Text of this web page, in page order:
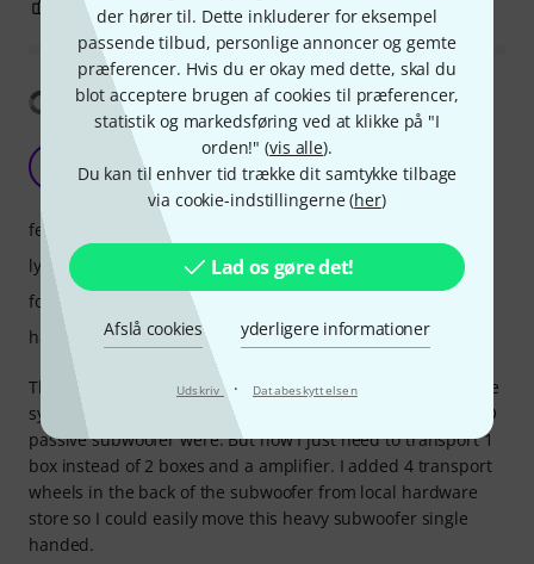
der hører til. Dette inkluderer for eksempel
passende tilbud, personlige annoncer og gemte
præferencer. Hvis du er okay med dette, skal du
blot acceptere brugen af cookies til præferencer,
statistik og markedsføring ved at klikke på "I
orden!" (vis alle).
Du kan til enhver tid trække dit samtykke tilbage
via cookie-indstillingerne (her)
Lad os gøre det!
Afslå cookies yderligere informationer
Udskriv · Databeskyttelsen
9 ANMELD BEDØMMELSE
Vis oversættelse
Great subwoofer
Lithium band 10.04.2026
This subwoofer is my upgrade from 2x t.box 18 ECO passive
system. Single DR18SUB is basically as loud as my 2 18 ECO
passive subwoofer were. But now I just need to transport 1
box instead of 2 boxes and a amplifier. I added 4 transport
wheels in the back of the subwoofer from local hardware
store so I could easily move this heavy subwoofer single
handed.
features
lyd
forarbejdning
håndtering